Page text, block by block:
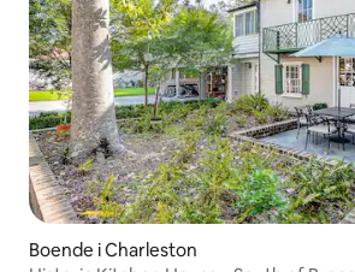
Boende i Charleston